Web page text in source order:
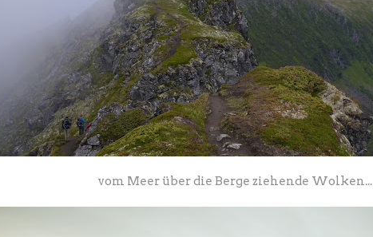
vom Meer über die Berge ziehende Wolken...